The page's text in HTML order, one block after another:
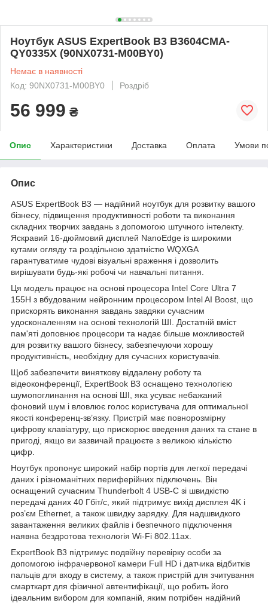
Ноутбук ASUS ExpertBook B3 B3604CMA-
QY0335X (90NX0731-M00BY0)
Немає в наявності
Код: 90NX0731-M00BY0
Роздріб
56 999 ₴
Опис Характеристики Доставка Оплата Умови
Опис
ASUS ExpertBook B3 — надійний ноутбук для розвитку вашого
бізнесу, підвищення продуктивності роботи та виконання
складних творчих завдань з допомогою штучного інтелекту.
Яскравий 16-дюймовий дисплей NanoEdge із широкими
кутами огляду та роздільною здатністю WQXGA
гарантуватиме чудові візуальні враження і дозволить
вирішувати будь-які робочі чи навчальні питання.
Ця модель працює на основі процесора Intel Core Ultra 7
155H з вбудованим нейронним процесором Intel AI Boost, що
прискорять виконання завдань завдяки сучасним
удосконаленням на основі технологій ШІ. Достатній вміст
пам'яті доповнює процесори та надає більше можливостей
для розвитку вашого бізнесу, забезпечуючи хорошу
продуктивність, необхідну для сучасних користувачів.
Щоб забезпечити виняткову віддалену роботу та
відеоконференції, ExpertBook B3 оснащено технологією
шумопоглинання на основі ШІ, яка усуває небажаний
фоновий шум і вловлює голос користувача для оптимальної
якості конференц-зв’язку. Пристрій має повнорозмірну
цифрову клавіатуру, що прискорює введення даних та стане в
пригоді, якщо ви зазвичай працюєте з великою кількістю
цифр.
Ноутбук пропонує широкий набір портів для легкої передачі
даних і різноманітних периферійних підключень. Він
оснащений сучасним Thunderbolt 4 USB-C зі швидкістю
передачі даних 40 Гбіт/с, який підтримує вихід дисплея 4K і
роз’єм Ethernet, а також швидку зарядку. Для надшвидкого
завантаження великих файлів і безпечного підключення
наявна бездротова технологія Wi-Fi 802.11ax.
ExpertBook B3 підтримує подвійну перевірку особи за
допомогою інфрачервоної камери Full HD і датчика відбитків
пальців для входу в систему, а також пристрій для зчитування
смарткарт для фізичної автентифікації, що робить його
ідеальним вибором для компаній, яким потрібен надійний